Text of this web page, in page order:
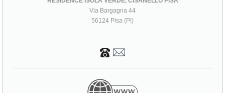
Via Bargagna 44
56124 Pisa (PI)